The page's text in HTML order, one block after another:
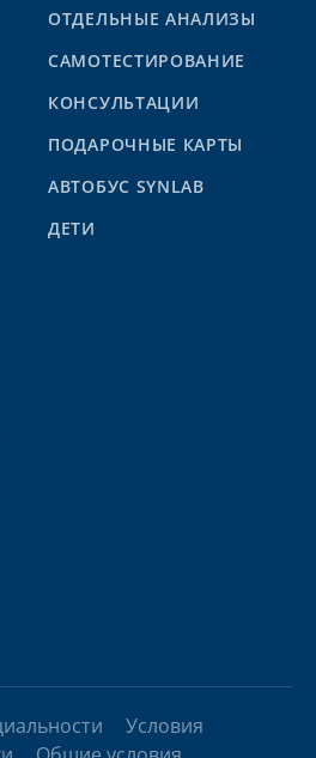
ОТДЕЛЬНЫЕ АНАЛИЗЫ
САМОТЕСТИРОВАНИЕ
КОНСУЛЬТАЦИИ
ПОДАРОЧНЫЕ КАРТЫ
АВТОБУС SYNLAB
ДЕТИ
Условия